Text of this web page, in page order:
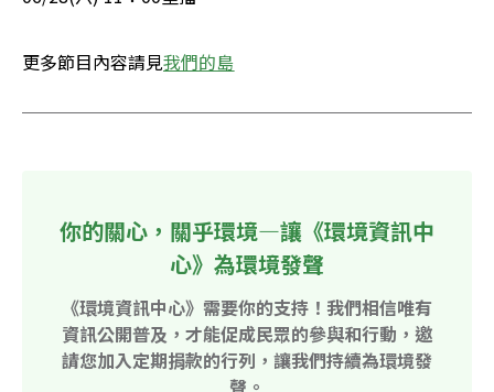
更多節目內容請見我們的島
你的關心，關乎環境—讓《環境資訊中
心》為環境發聲
《環境資訊中心》需要你的支持！我們相信唯有
資訊公開普及，才能促成民眾的參與和行動，邀
請您加入定期捐款的行列，讓我們持續為環境發
聲。